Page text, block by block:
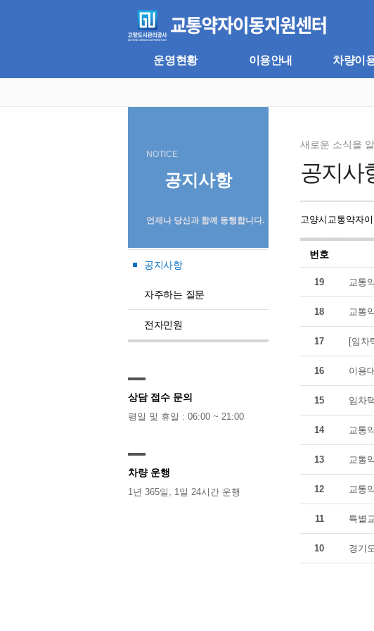
뉴
바
기
바
로
운영현황 이용안내 차량이
공지사항
NOTICE
언제나 당신과 함께 동행합니다.
공지사항
자주하는 질문
전자민원
상담 접수 문의
평일 및 휴일 : 06:00 ~ 21:00
차량 운행
1년 365일, 1일 24시간 운행
공지사
새로운 소식을
고양시교통약자
번호
19 교통
18 교통
17 [임차
16 이용
15 임차
14 교통
13 교통
12 교통
11 특별
10 경기